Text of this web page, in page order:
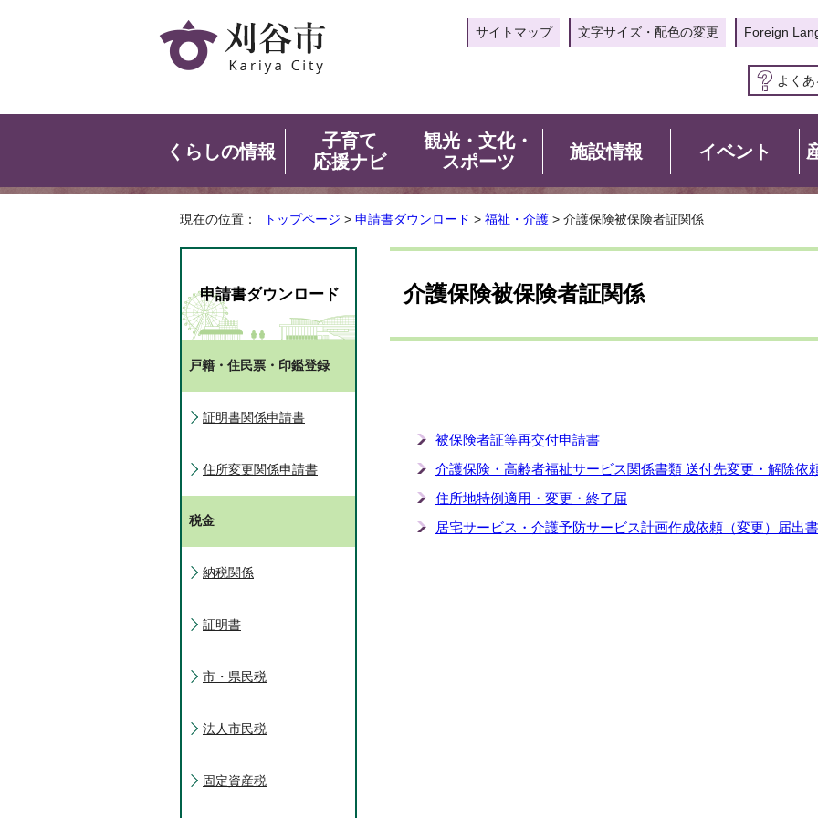
サイトマップ 文字サイズ・配色の変更 Foreign
よく
くらしの情報
子育て
応援ナビ
観光・文化・
スポーツ
施設情報 イベント
現在の位置： トップページ > 申請書ダウンロード > 福祉・介護 > 介護保険被保険者証関係
介護保険被保険者証関係
被保険者証等再交付申請書
介護保険・高齢者福祉サービス関係書類 送付先変更・解除依
住所地特例適用・変更・終了届
居宅サービス・介護予防サービス計画作成依頼（変更）届出書
申請書ダウンロード
戸籍・住民票・印鑑登録
証明書関係申請書
住所変更関係申請書
税金
納税関係
証明書
市・県民税
法人市民税
固定資産税